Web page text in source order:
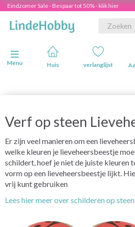
Eindzomer Sale - Bespaar tot 50% - klik hier
Navigatie in-/uitschakelen
Menu
Huis verlanglijst
Verf op steen
Er zijn veel manieren om een
welke kleuren je lieveheersbeestje
schildert, hoef je niet de juiste kleuren
vorm op een lieveheersbeestje lijkt.
vrij kunt gebruiken
Lees hier meer over schilderen op steen